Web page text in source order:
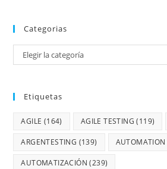
Categorias
Elegir la categoría
Etiquetas
AGILE (164) AGILE TESTING (119)
ARGENTESTING (139) AUTOMATION
AUTOMATIZACIÓN (239)